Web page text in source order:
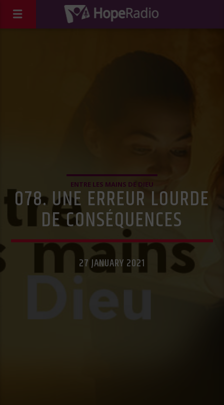
ENTRE LES MAINS DE DIEU
078. UNE ERREUR LOURDE
DE CONSÉQUENCES
27 JANUARY 2021